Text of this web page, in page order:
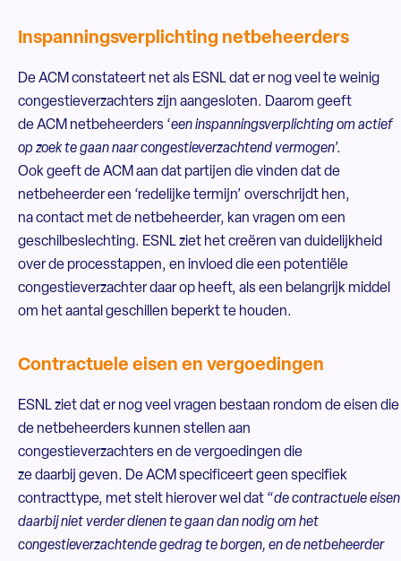
Inspanningsverplichting netbeheerders
De ACM constateert net als ESNL dat er nog veel te weinig
congestieverzachters zijn aangesloten. Daarom geeft
de ACM netbeheerders ‘een inspanningsverplichting om actief
op zoek te gaan naar congestieverzachtend vermogen’.
Ook geeft de ACM aan dat partijen die vinden dat de
netbeheerder een ‘redelijke termijn’ overschrijdt hen,
na contact met de netbeheerder, kan vragen om een
geschilbeslechting. ESNL ziet het creëren van duidelijkheid
over de processtappen, en invloed die een potentiële
congestieverzachter daar op heeft, als een belangrijk middel
om het aantal geschillen beperkt te houden.
Contractuele eisen en vergoedingen
ESNL ziet dat er nog veel vragen bestaan rondom de eisen die
de netbeheerders kunnen stellen aan
congestieverzachters en de vergoedingen die
ze daarbij geven. De ACM specificeert geen specifiek
contracttype, met stelt hierover wel dat “de contractuele eisen
daarbij niet verder dienen te gaan dan nodig om het
congestieverzachtende gedrag te borgen, en de netbeheerder